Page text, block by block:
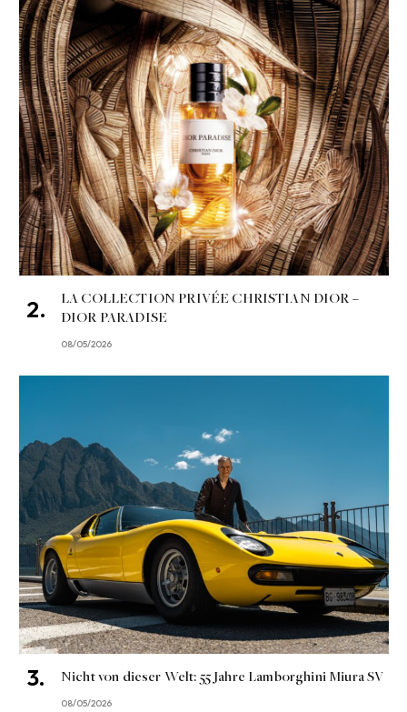
LA COLLECTION PRIVÉE CHRISTIAN DIOR –
DIOR PARADISE
08/05/2026
Nicht von dieser Welt: 55 Jahre Lamborghini Miura SV
08/05/2026